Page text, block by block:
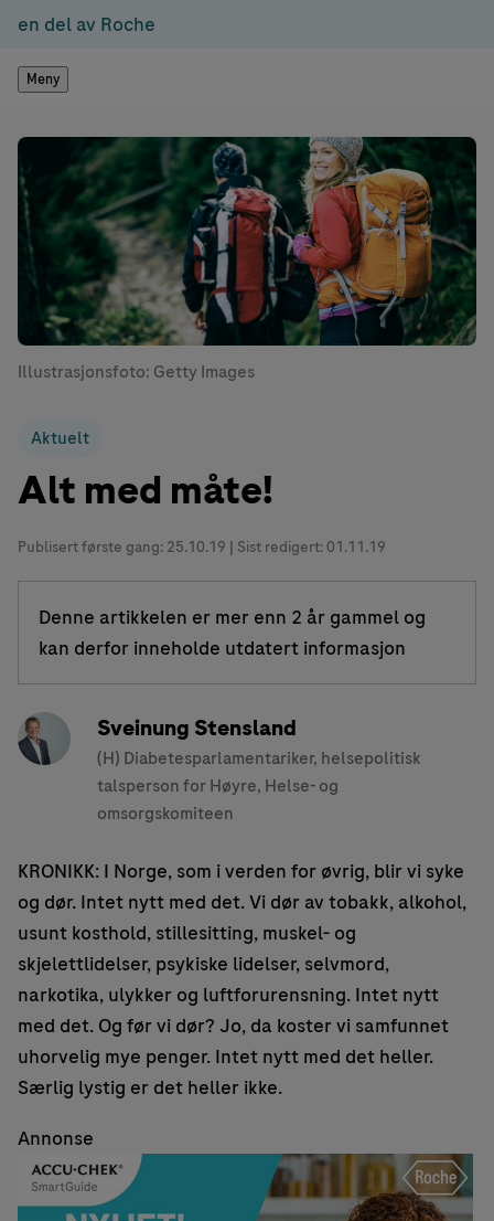
en del av Roche
Meny
Illustrasjonsfoto: Getty Images
Aktuelt
Alt med måte!
Publisert første gang: 25.10.19 | Sist redigert: 01.11.19
Denne artikkelen er mer enn 2 år gammel og
kan derfor inneholde utdatert informasjon
Sveinung Stensland
(H) Diabetesparlamentariker, helsepolitisk
talsperson for Høyre, Helse- og
omsorgskomiteen
KRONIKK: I Norge, som i verden for øvrig, blir vi syke
og dør. Intet nytt med det. Vi dør av tobakk, alkohol,
usunt kosthold, stillesitting, muskel- og
skjelettlidelser, psykiske lidelser, selvmord,
narkotika, ulykker og luftforurensning. Intet nytt
med det. Og før vi dør? Jo, da koster vi samfunnet
uhorvelig mye penger. Intet nytt med det heller.
Særlig lystig er det heller ikke.
Annonse